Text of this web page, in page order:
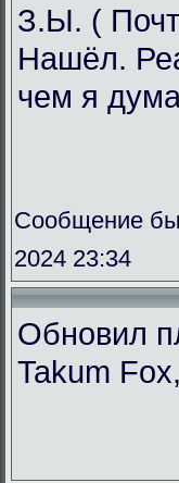
З.Ы. (
Нашёл.
чем я
Сообщение
2024 23:34
Обновил
Takum